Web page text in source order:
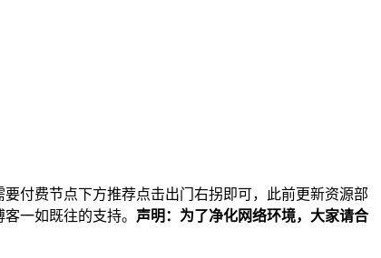
要付费节点下方推荐点击出门右拐即可，此前更新资源部
一如既往的支持。 声明：为了净化网络环境，大家请合